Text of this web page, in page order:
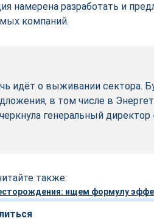
намерена разработать и
компаний.
идёт о выживании сектора.
в том числе в
генеральный
также:
ищем формулу